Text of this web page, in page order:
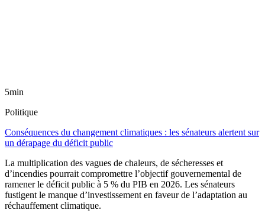
5min
Politique
Conséquences du changement climatiques : les sénateurs alertent sur
un dérapage du déficit public
La multiplication des vagues de chaleurs, de sécheresses et
d’incendies pourrait compromettre l’objectif gouvernemental de
ramener le déficit public à 5 % du PIB en 2026. Les sénateurs
fustigent le manque d’investissement en faveur de l’adaptation au
réchauffement climatique.